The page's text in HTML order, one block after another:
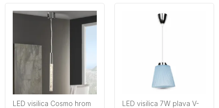
LED visilica Cosmo hrom
LED visilica 7W plava V-